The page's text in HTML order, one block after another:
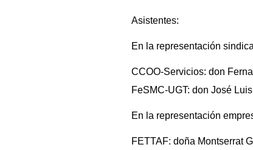
Asistentes:
En la representación
CCOO-Servicios: don
FeSMC-UGT: don José
En la representación
FETTAF: doña Montserrat